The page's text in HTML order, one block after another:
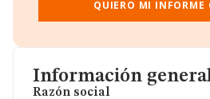
Información
Razón social
Consejo de Administración y
Directivos y Ejecutivos.
Información oficial y registral
QUIERO MI INFORME